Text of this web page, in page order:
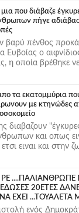
που διάβαζε
πήγε
βαρύ πένθος
Ευβοίας ο
η οποία βρέθηκε
τα εκατομμύρια
με κτηνώδες
διαβαζουν
και οπως
ειναι και στην
ΡΕ
20ΕΤΕΣ
ΕΧΕΙ ...ΤΟΥΑΛΕΤΑ
ενός